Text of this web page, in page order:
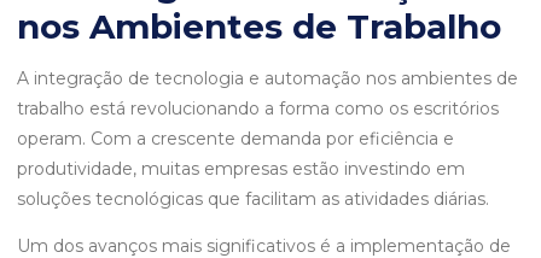
nos Ambientes de Trabalho
A integração de tecnologia e automação nos ambientes de
trabalho está revolucionando a forma como os escritórios
operam. Com a crescente demanda por eficiência e
produtividade, muitas empresas estão investindo em
soluções tecnológicas que facilitam as atividades diárias.
Um dos avanços mais significativos é a implementação de